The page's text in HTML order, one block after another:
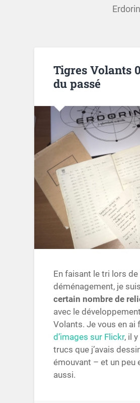
Tigres Volants
du passé
En faisant le tri lors
déménagement, je
certain nombre de
avec le
Volants. Je vous en ai
d’images sur Flickr, il
trucs que j’avais
émouvant – et un peu
aussi.